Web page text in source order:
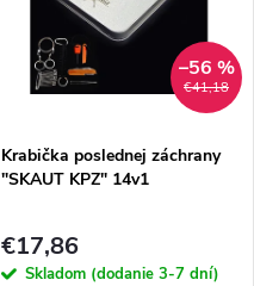
€41,18
–56 %
Krabička poslednej záchrany
"SKAUT KPZ" 14v1
€17,86
Skladom (dodanie 3-7 dní)